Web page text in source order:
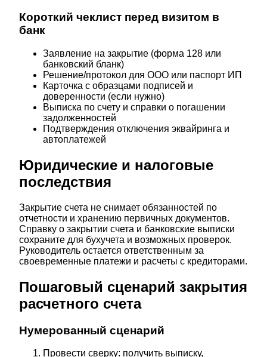
Короткий чеклист перед визитом в
банк
Заявление на закрытие (форма 128 или
банковский бланк)
Решение/протокол для ООО или паспорт ИП
Карточка с образцами подписей и
доверенности (если нужно)
Выписка по счету и справки о погашении
задолженностей
Подтверждения отключения эквайринга и
автоплатежей
Юридические и налоговые
последствия
Закрытие счета не снимает обязанностей по
отчетности и хранению первичных документов.
Справку о закрытии счета и банковские выписки
сохраните для бухучета и возможных проверок.
Руководитель остается ответственным за
своевременные платежи и расчеты с кредиторами.
Пошаговый сценарий закрытия
расчетного счета
Нумерованный сценарий
Провести сверку: получить выписку,